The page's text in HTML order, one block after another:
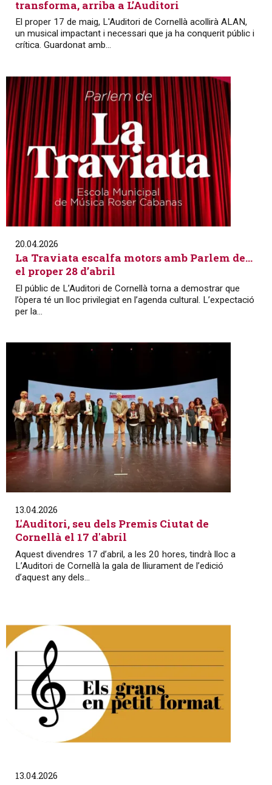
transforma, arriba a L’Auditori
El proper 17 de maig, L'Auditori de Cornellà acollirà ALAN,
un musical impactant i necessari que ja ha conquerit públic i
crítica. Guardonat amb...
20.04.2026
La Traviata escalfa motors amb Parlem de…
el proper 28 d’abril
El públic de L’Auditori de Cornellà torna a demostrar que
l’òpera té un lloc privilegiat en l’agenda cultural. L’expectació
per la...
13.04.2026
L'Auditori, seu dels Premis Ciutat de
Cornellà el 17 d'abril
Aquest divendres 17 d’abril, a les 20 hores, tindrà lloc a
L’Auditori de Cornellà la gala de lliurament de l’edició
d’aquest any dels...
13.04.2026